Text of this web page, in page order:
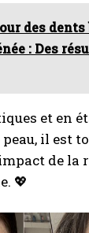
550 mg
des
: Des
et en
il est
de la
💖